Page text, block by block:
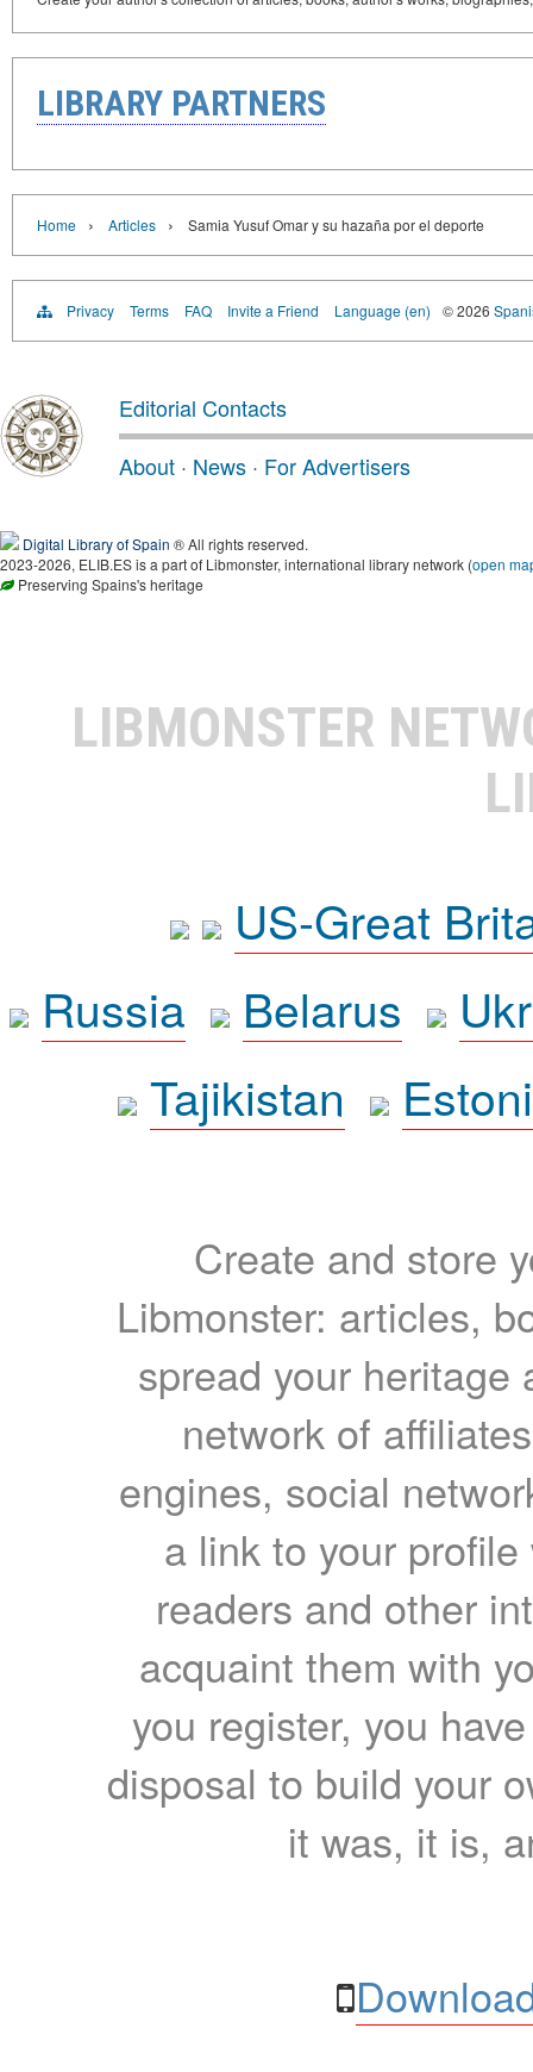
LIBRARY PARTNERS
Home › Articles › Samia Yusuf Omar y su hazaña por el deporte
Privacy Terms FAQ Invite a Friend Language (en) © 2026
Editorial Contacts
About · News · For Advertisers
Digital Library of Spain ® All rights reserved.
2023-2026, ELIB.ES is a part of Libmonster, international library network (open
Preserving Spains's heritage
LIBMONSTER
US-Great
Russia
Belarus
Tajikistan
Create and store
Libmonster: articles,
spread your heritage
network of
engines, social
a link to your
readers and other
acquaint them with
you register, you
disposal to build your
it was, it is,